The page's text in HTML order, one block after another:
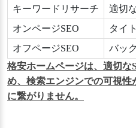
キーワードリサーチ
適切
オンページSEO
タイ
オフページSEO
バッ
格安ホームページは、適切な
め、検索エンジンでの可視
に繋がりません。